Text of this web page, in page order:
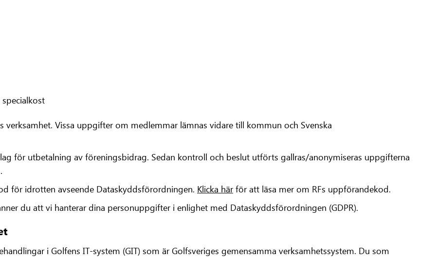
Vissa uppgifter om medlemmar lämnas vidare till kommun och Svenska
för utbetalning av föreningsbidrag. Sedan kontroll och beslut utförts gallras/anonymiseras uppgifterna
för idrotten avseende Dataskyddsförordningen. Klicka härför att läsa mer om RFs uppförandekod.
du att vi hanterar dina personuppgifter i enlighet med Dataskyddsförordningen (GDPR).
i Golfens IT-system (GIT) som är Golfsveriges gemensamma verksamhetssystem. Du som